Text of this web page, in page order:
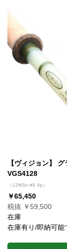
【ヴィジョン】
VGS4128
（12ft0in #8 4p）
￥65,450
税抜 ￥59,500
在庫
在庫有り/即納可能